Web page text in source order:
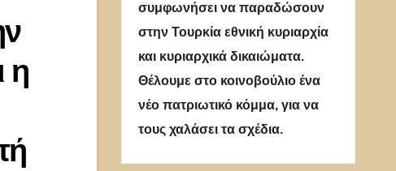
η
συμφωνήσει να παραδώσουν
στην Τουρκία εθνική κυριαρχία
και κυριαρχικά δικαιώματα.
Θέλουμε στο κοινοβούλιο ένα
νέο πατριωτικό κόμμα, για να
τους χαλάσει τα σχέδια.